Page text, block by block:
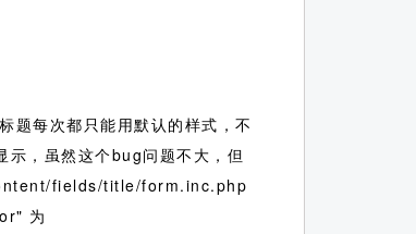
题每次都只能用默认的样式，不
示，虽然这个bug问题不大，但
fields/title/form.inc.php
为